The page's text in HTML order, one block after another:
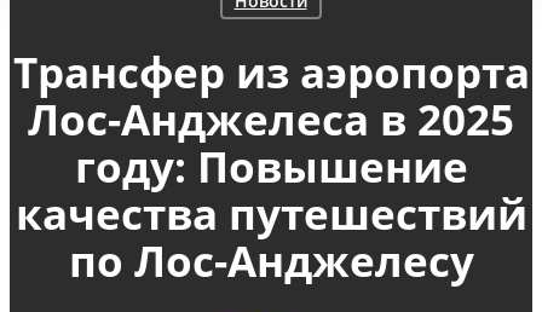
Трансфер из аэропорта
Лос-Анджелеса в 2025
году: Повышение
качества путешествий
по Лос-Анджелесу